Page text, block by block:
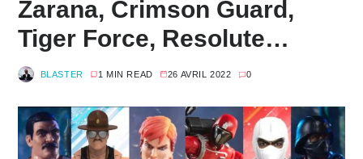
Zarana, Crimson Guard,
Tiger Force, Resolute…
BLASTER 1 MIN READ 26 AVRIL 2022 0